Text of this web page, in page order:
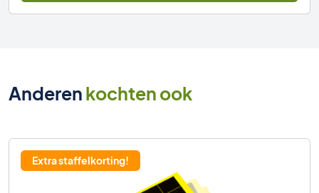
Anderenkochten ook
Extra staffelkorting!